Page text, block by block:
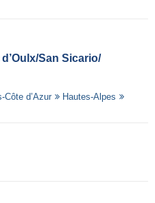
​San Sicario/​
Côte d’Azur
Hautes-Alpes